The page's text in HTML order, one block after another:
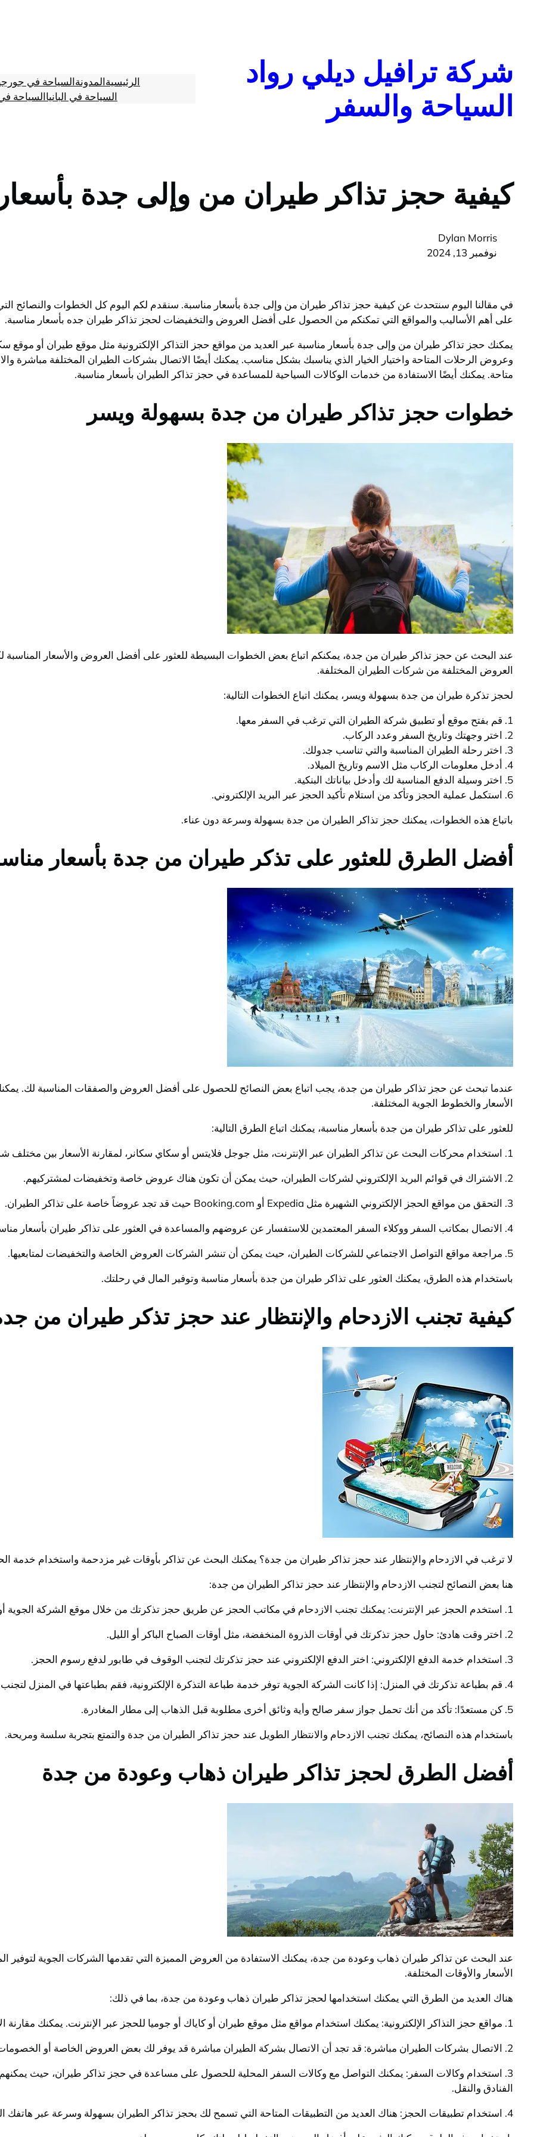
شركة ترافيل ديلي رواد
السياحة والسفر
الرئيسيةالمدونةالسياحة في
السياحة في البانياالسياحة
كيفية حجز تذاكر طيران من وإلى جدة
Dylan Morris
نوفمبر 13, 2024
في مقالنا اليوم سنتحدث عن كيفية حجز تذاكر طيران من وإلى جدة بأسعار مناسبة. سنقدم لكم اليوم كل الخطوات والنصائح
على أهم الأساليب والمواقع التي تمكنكم من الحصول على أفضل العروض والتخفيضات لحجز تذاكر طيران جده بأسعار مناسبة.
وعروض الرحلات المتاحة واختيار الخيار الذي يناسبك بشكل مناسب. يمكنك أيضًا الاتصال بشركات الطيران المختلفة مباشرة
متاحة. يمكنك أيضًا الاستفادة من خدمات الوكالات السياحية للمساعدة في حجز تذاكر الطيران بأسعار مناسبة.
خطوات حجز تذاكر طيران من جدة بسهولة ويسر
عند البحث عن حجز تذاكر طيران من جدة، يمكنكم اتباع بعض الخطوات البسيطة للعثور على أفضل العروض والأسعار المناسبة
العروض المختلفة من شركات الطيران المختلفة.
لحجز تذكرة طيران من جدة بسهولة ويسر، يمكنك اتباع الخطوات التالية:
1. قم بفتح موقع أو تطبيق شركة الطيران التي ترغب في السفر معها.
2. اختر وجهتك وتاريخ السفر وعدد الركاب.
3. اختر رحلة الطيران المناسبة والتي تناسب جدولك.
4. أدخل معلومات الركاب مثل الاسم وتاريخ الميلاد.
5. اختر وسيلة الدفع المناسبة لك وأدخل بياناتك البنكية.
6. استكمل عملية الحجز وتأكد من استلام تأكيد الحجز عبر البريد الإلكتروني.
باتباع هذه الخطوات، يمكنك حجز تذاكر الطيران من جدة بسهولة وسرعة دون عناء.
أفضل الطرق للعثور على تذكر طيران من جدة بأسعار
عندما تبحث عن حجز تذاكر طيران من جدة، يجب اتباع بعض النصائح للحصول على أفضل العروض والصفقات المناسبة لك. يمكنك
الأسعار والخطوط الجوية المختلفة.
للعثور على تذاكر طيران من جدة بأسعار مناسبة، يمكنك اتباع الطرق التالية:
1. استخدام محركات البحث عن تذاكر الطيران عبر الإنترنت، مثل جوجل فلايتس أو سكاي سكانر، لمقارنة الأسعار بين مختلف شركات الطيران وتحديد العروض الأكثر تنافسية.
2. الاشتراك في قوائم البريد الإلكتروني لشركات الطيران، حيث يمكن أن تكون هناك عروض خاصة وتخفيضات لمشتركيهم.
3. التحقق من مواقع الحجز الإلكتروني الشهيرة مثل Expedia أو Booking.com حيث قد تجد عروضاً خاصة على تذاكر الطيران.
4. الاتصال بمكاتب السفر ووكلاء السفر المعتمدين للاستفسار عن عروضهم والمساعدة في العثور على تذاكر طيران بأسعار مناسبة.
5. مراجعة مواقع التواصل الاجتماعي للشركات الطيران، حيث يمكن أن تنشر الشركات العروض الخاصة والتخفيضات لمتابعيها.
باستخدام هذه الطرق، يمكنك العثور على تذاكر طيران من جدة بأسعار مناسبة وتوفير المال في رحلتك.
كيفية تجنب الازدحام والإنتظار عند حجز تذكر طيران من
لا ترغب في الازدحام والإنتظار عند حجز تذاكر طيران من جدة؟ يمكنك البحث عن تذاكر بأوقات غير مزدحمة واستخدام خدمة
هنا بعض النصائح لتجنب الازدحام والإنتظار عند حجز تذاكر الطيران من جدة:
1. استخدم الحجز عبر الإنترنت: يمكنك تجنب الازدحام في مكاتب الحجز عن طريق حجز تذكرتك من خلال موقع الشركة الجوية أو موقع وكالة السفر عبر الإنترنت.
2. اختر وقت هادئ: حاول حجز تذكرتك في أوقات الذروة المنخفضة، مثل أوقات الصباح الباكر أو الليل.
3. استخدام خدمة الدفع الإلكتروني: اختر الدفع الإلكتروني عند حجز تذكرتك لتجنب الوقوف في طابور لدفع رسوم الحجز.
4. قم بطباعة تذكرتك في المنزل: إذا كانت الشركة الجوية توفر خدمة طباعة التذكرة الإلكترونية، فقم بطباعتها في المنزل لتجنب الازدحام في مكتب الطيران.
5. كن مستعدًا: تأكد من أنك تحمل جواز سفر صالح وأية وثائق أخرى مطلوبة قبل الذهاب إلى مطار المغادرة.
باستخدام هذه النصائح، يمكنك تجنب الازدحام والانتظار الطويل عند حجز تذاكر الطيران من جدة والتمتع بتجربة سلسة ومريحة.
أفضل الطرق لحجز تذاكر طيران ذهاب وعودة من جدة
عند البحث عن تذاكر طيران ذهاب وعودة من جدة، يمكنك الاستفادة من العروض المميزة التي تقدمها الشركات الجوية لتوفير
الأسعار والأوقات المختلفة.
هناك العديد من الطرق التي يمكنك استخدامها لحجز تذاكر طيران ذهاب وعودة من جدة، بما في ذلك:
1. مواقع حجز التذاكر الإلكترونية: يمكنك استخدام مواقع مثل موقع طيران أو كاياك أو جوميا للحجز عبر الإنترنت. يمكنك مقارنة الأسعار والعروض المختلفة واختيار أفضل خيار لك.
2. الاتصال بشركات الطيران مباشرة: قد تجد أن الاتصال بشركة الطيران مباشرة قد يوفر لك بعض العروض الخاصة أو الخصومات على تذاكر الطيران.
3. استخدام وكالات السفر: يمكنك التواصل مع وكالات السفر المحلية للحصول على مساعدة في حجز تذاكر طيران، حيث
الفنادق والنقل.
4. استخدام تطبيقات الحجز: هناك العديد من التطبيقات المتاحة التي تسمح لك بحجز تذاكر الطيران بسهولة وسرعة عبر هاتفك الجوال.